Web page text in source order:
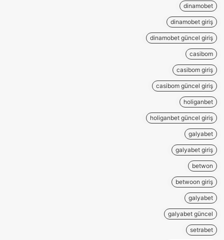
dinamobet
dinamobet giriş
dinamobet güncel giriş
casibom
casibom giriş
casibom güncel giriş
holiganbet
holiganbet güncel giriş
galyabet
galyabet giriş
betwon
betwoon giriş
galyabet
galyabet güncel
setrabet